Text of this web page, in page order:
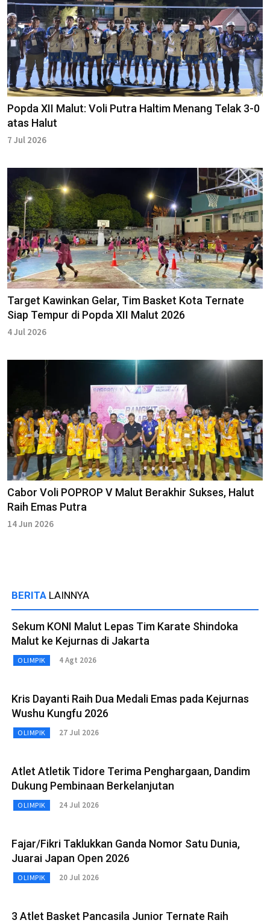
Popda XII Malut: Voli Putra Haltim Menang Telak 3-0
atas Halut
7 Jul 2026
Target Kawinkan Gelar, Tim Basket Kota Ternate
Siap Tempur di Popda XII Malut 2026
4 Jul 2026
Cabor Voli POPROP V Malut Berakhir Sukses, Halut
Raih Emas Putra
14 Jun 2026
BERITA LAINNYA
Sekum KONI Malut Lepas Tim Karate Shindoka
Malut ke Kejurnas di Jakarta
OLIMPIK 4 Agt 2026
Kris Dayanti Raih Dua Medali Emas pada Kejurnas
Wushu Kungfu 2026
OLIMPIK 27 Jul 2026
Atlet Atletik Tidore Terima Penghargaan, Dandim
Dukung Pembinaan Berkelanjutan
OLIMPIK 24 Jul 2026
Fajar/Fikri Taklukkan Ganda Nomor Satu Dunia,
Juarai Japan Open 2026
OLIMPIK 20 Jul 2026
3 Atlet Basket Pancasila Junior Ternate Raih